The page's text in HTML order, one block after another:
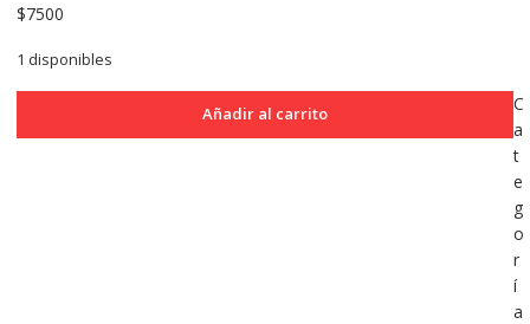
$7500
1 disponibles
Añadir al carrito
C
a
t
e
g
o
r
í
a